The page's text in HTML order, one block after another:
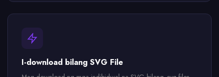
I-download bilang SVG File